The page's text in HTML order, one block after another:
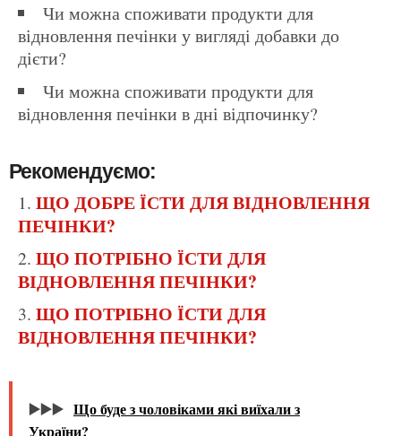
Чи можна споживати продукти для
відновлення печінки у вигляді добавки до
дієти?
Чи можна споживати продукти для
відновлення печінки в дні відпочинку?
Рекомендуємо:
ЩО ДОБРЕ ЇСТИ ДЛЯ ВІДНОВЛЕННЯ
ПЕЧІНКИ?
ЩО ПОТРІБНО ЇСТИ ДЛЯ
ВІДНОВЛЕННЯ ПЕЧІНКИ?
ЩО ПОТРІБНО ЇСТИ ДЛЯ
ВІДНОВЛЕННЯ ПЕЧІНКИ?
▶️▶️▶️ Що буде з чоловіками які виїхали з
України?